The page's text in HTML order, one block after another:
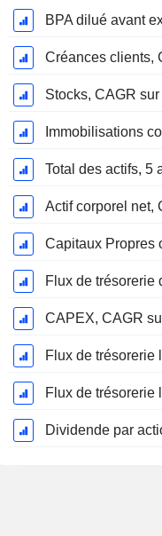
BPA dilué avant
Créances clients,
Stocks, CAGR
Total des actifs, 5
Actif corporel net,
Capitaux Propres
CAPEX, CAGR
Dividende par